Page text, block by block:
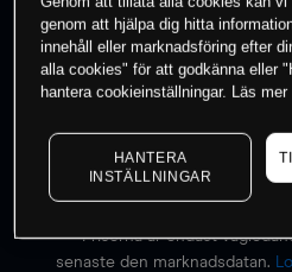
Börja
Priserna är endast
senaste den marknadsdatan.
genom att hjälpa dig hitta
innehåll eller marknadsföring efter
alla cookies" för att godkänna eller
hantera cookieinställningar. Läs mer
HANTERA
INSTÄLLNINGAR